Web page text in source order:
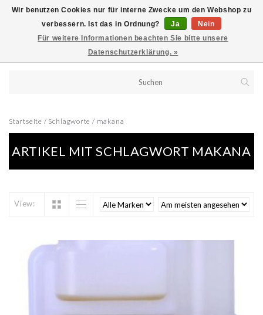
Startseite / Schlagworte / makana
ARTIKEL MIT SCHLAGWORT MAKANA
View:
Wir benutzen Cookies nur für interne Zwecke um den Webshop zu
verbessern. Ist das in Ordnung?
Ja
Nein
Für weitere Informationen beachten Sie bitte unsere
Datenschutzerklärung. »